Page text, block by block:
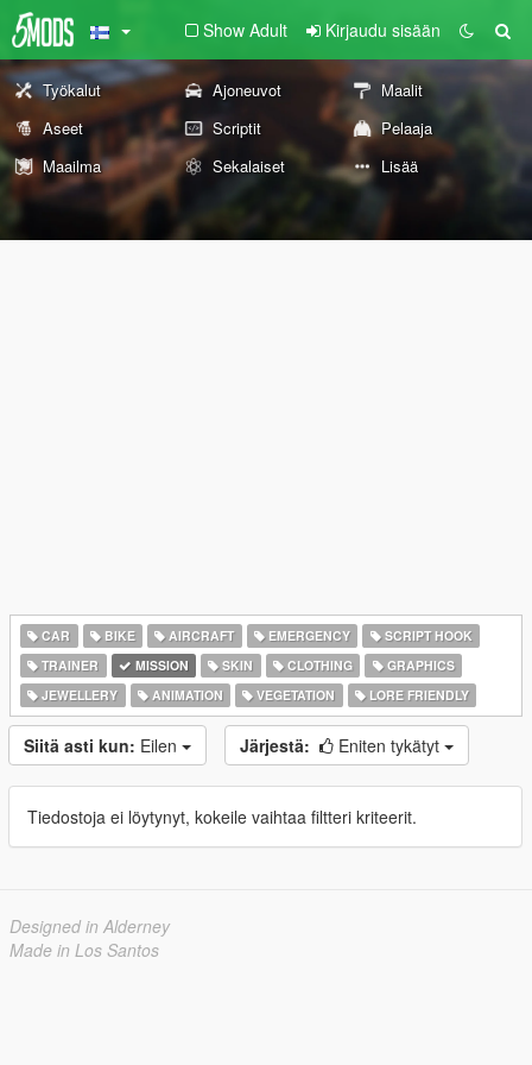
Show Adult Kirjaudu sisään
Työkalut Ajoneuvot
Maalit
Aseet
Scriptit
Pelaaja
Maailma
Sekalaiset Lisää
CAR BIKE AIRCRAFT EMERGENCY
SCRIPT HOOK
TRAINER
MISSION SKIN CLOTHING
GRAPHICS
JEWELLERY
ANIMATION VEGETATION LORE FRIENDLY
Siitä asti kun: Eilen Järjestä: Eniten tykätyt
Tiedostoja ei löytynyt, kokeile vaihtaa filtteri kriteerit.
Designed in Alderney
Made in Los Santos